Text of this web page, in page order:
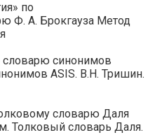
по
Ф. А. Брокгауза Метод
словарю синонимов
ASIS. В.Н. Тришин.
словарю Даля
Толковый словарь Даля.